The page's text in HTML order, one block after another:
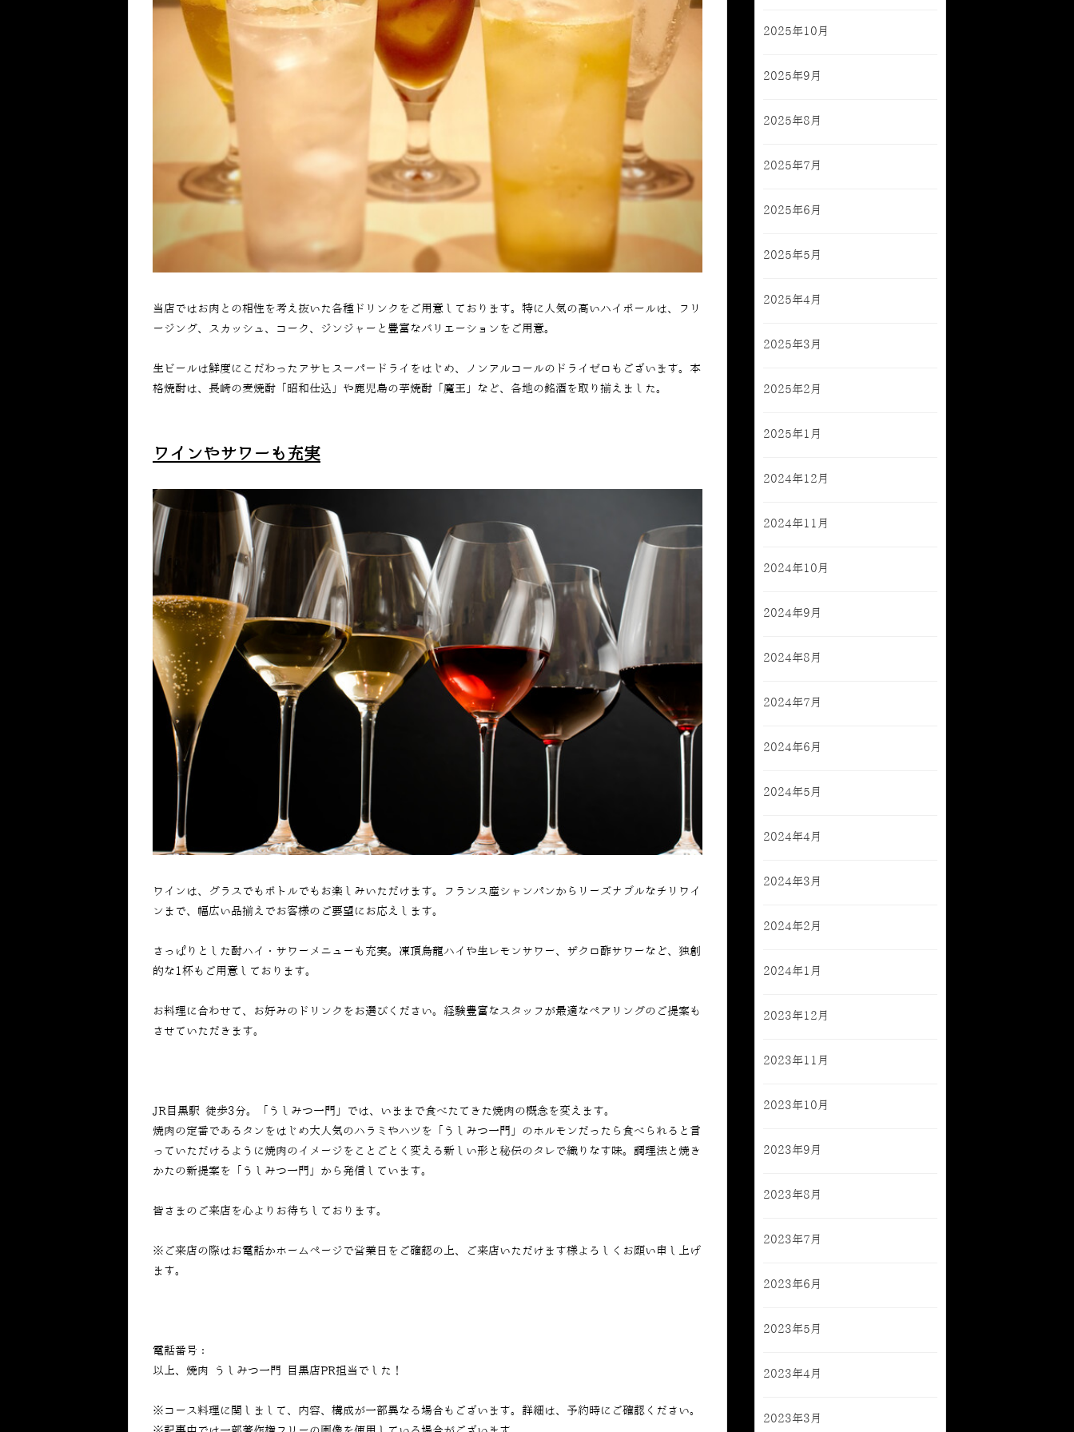
当店ではお肉との相性を考え抜いた各種ドリンクをご用意しております。特に人気の高いハイボールは、フリ
ージング、スカッシュ、コーク、ジンジャーと豊富なバリエーションをご用意。
生ビールは鮮度にこだわったアサヒスーパードライをはじめ、ノンアルコールのドライゼロもございます。本
格焼酎は、長崎の麦焼酎「昭和仕込」や鹿児島の芋焼酎「魔王」など、各地の銘酒を取り揃えました。
ワインやサワーも充実
ワインは、グラスでもボトルでもお楽しみいただけます。フランス産シャンパンからリーズナブルなチリワイ
ンまで、幅広い品揃えでお客様のご要望にお応えします。
さっぱりとした酎ハイ・サワーメニューも充実。凍頂烏龍ハイや生レモンサワー、ザクロ酢サワーなど、独創
的な1杯もご用意しております。
お料理に合わせて、お好みのドリンクをお選びください。経験豊富なスタッフが最適なペアリングのご提案も
させていただきます。
JR目黒駅 徒歩3分。「うしみつ一門」では、いままで食べたてきた焼肉の概念を変えます。
焼肉の定番であるタンをはじめ大人気のハラミやハツを「うしみつ一門」のホルモンだったら食べられると言
っていただけるように焼肉のイメージをことごとく変える新しい形と秘伝のタレで織りなす味。調理法と焼き
かたの新提案を「うしみつ一門」から発信しています。
皆さまのご来店を心よりお待ちしております。
※ご来店の際はお電話かホームページで営業日をご確認の上、ご来店いただけます様よろしくお願い申し上げ
ます。
電話番号：
以上、焼肉 うしみつ一門 目黒店PR担当でした！
※コース料理に関しまして、内容、構成が一部異なる場合もございます。詳細は、予約時にご確認ください。
2025年10月
2025年9月
2025年8月
2025年7月
2025年6月
2025年5月
2025年4月
2025年3月
2025年2月
2025年1月
2024年12月
2024年11月
2024年10月
2024年9月
2024年8月
2024年7月
2024年6月
2024年5月
2024年4月
2024年3月
2024年2月
2024年1月
2023年12月
2023年11月
2023年10月
2023年9月
2023年8月
2023年7月
2023年6月
2023年5月
2023年4月
2023年3月